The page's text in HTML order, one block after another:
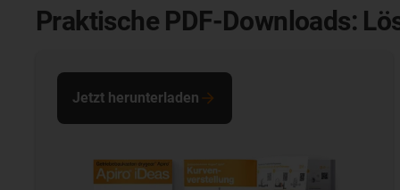
Praktische PDF-Downloads:
Jetzt herunterladen